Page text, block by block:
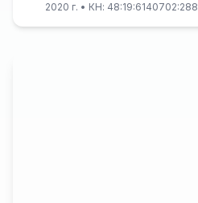
2020 г. • КН: 48:19:6140702:288